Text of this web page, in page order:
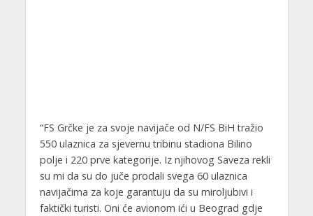
“FS Grčke je za svoje navijače od N/FS BiH tražio
550 ulaznica za sjevernu tribinu stadiona Bilino
polje i 220 prve kategorije. Iz njihovog Saveza rekli
su mi da su do juče prodali svega 60 ulaznica
navijačima za koje garantuju da su miroljubivi i
faktički turisti. Oni će avionom ići u Beograd gdje